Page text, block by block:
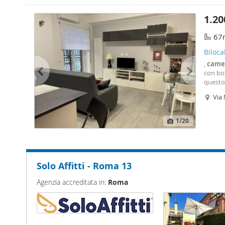
1/20
,
con
2 tv,Via
Solo Affitti - Roma 13
Agenzia accreditata in: Roma